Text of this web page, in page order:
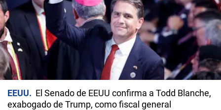
EEUU
El Senado de EEUU confirma a Todd Blanche,
exabogado de Trump, como fiscal general